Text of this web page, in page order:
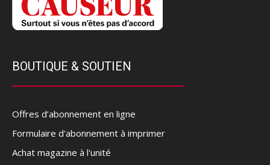
BOUTIQUE & SOUTIEN
Offres d’abonnement en ligne
Formulaire d'abonnement à imprimer
Achat magazine à l'unité